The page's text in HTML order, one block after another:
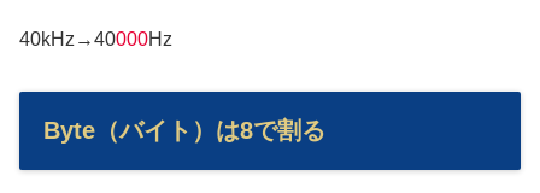
40kHz→40000Hz
Byte（バイト）は8で割る